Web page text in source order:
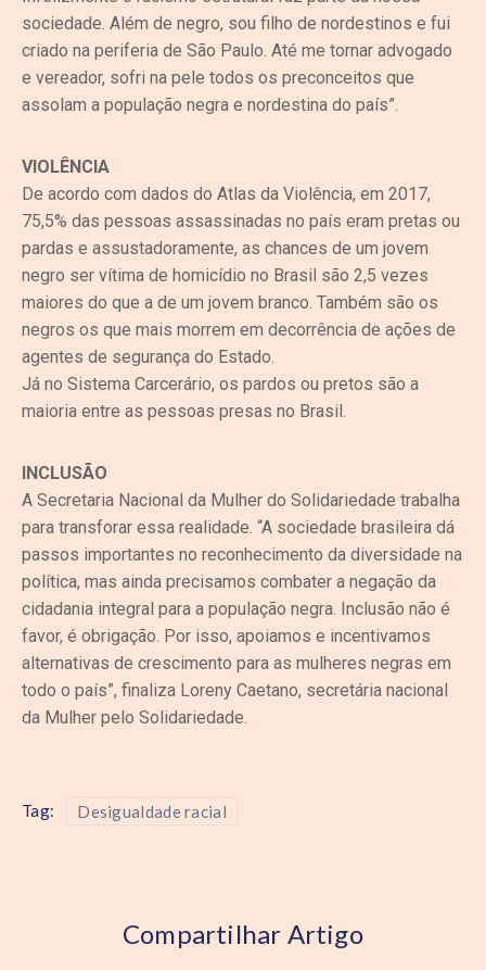
sociedade. Além de negro, sou filho de nordestinos e fui
criado na periferia de São Paulo. Até me tornar advogado
e vereador, sofri na pele todos os preconceitos que
assolam a população negra e nordestina do país”.
VIOLÊNCIA
De acordo com dados do Atlas da Violência, em 2017,
75,5% das pessoas assassinadas no país eram pretas ou
pardas e assustadoramente, as chances de um jovem
negro ser vítima de homicídio no Brasil são 2,5 vezes
maiores do que a de um jovem branco. Também são os
negros os que mais morrem em decorrência de ações de
agentes de segurança do Estado.
Já no Sistema Carcerário, os pardos ou pretos são a
maioria entre as pessoas presas no Brasil.
INCLUSÃO
A Secretaria Nacional da Mulher do Solidariedade trabalha
para transforar essa realidade. “A sociedade brasileira dá
passos importantes no reconhecimento da diversidade na
política, mas ainda precisamos combater a negação da
cidadania integral para a população negra. Inclusão não é
favor, é obrigação. Por isso, apoiamos e incentivamos
alternativas de crescimento para as mulheres negras em
todo o país”, finaliza Loreny Caetano, secretária nacional
da Mulher pelo Solidariedade.
Tag: Desigualdade racial
Compartilhar Artigo